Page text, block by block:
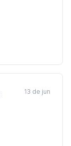
13 de jun